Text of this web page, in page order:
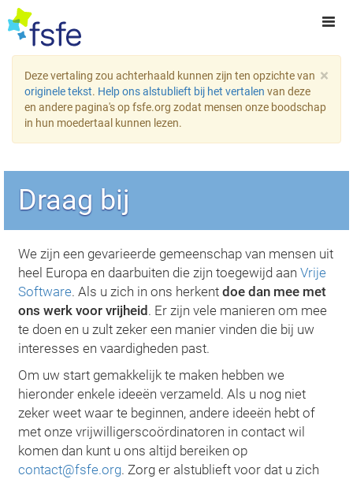
×
Deze vertaling zou achterhaald kunnen zijn ten opzichte van
originele tekst. Help ons alstublieft bij het vertalen van deze
en andere pagina's op fsfe.org zodat mensen onze boodschap
in hun moedertaal kunnen lezen.
Draag bij
We zijn een gevarieerde gemeenschap van mensen uit
heel Europa en daarbuiten die zijn toegewijd aanVrije
Software. Als u zich in ons herkentdoe dan mee met
ons werk voor vrijheid . Er zijn vele manieren om mee
te doen en u zult zeker een manier vinden die bij uw
interesses en vaardigheden past.
Om uw start gemakkelijk te maken hebben we
hieronder enkele ideeën verzameld. Als u nog niet
zeker weet waar te beginnen, andere ideeën hebt of
met onze vrijwilligerscoördinatoren in contact wil
komen dan kunt u ons altijd bereiken op
contact@fsfe.org. Zorg er alstublieft voor dat u zich